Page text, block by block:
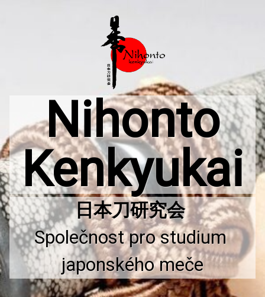
Nihonto
Kenkyukai
Společnost pro studium
japonského meče